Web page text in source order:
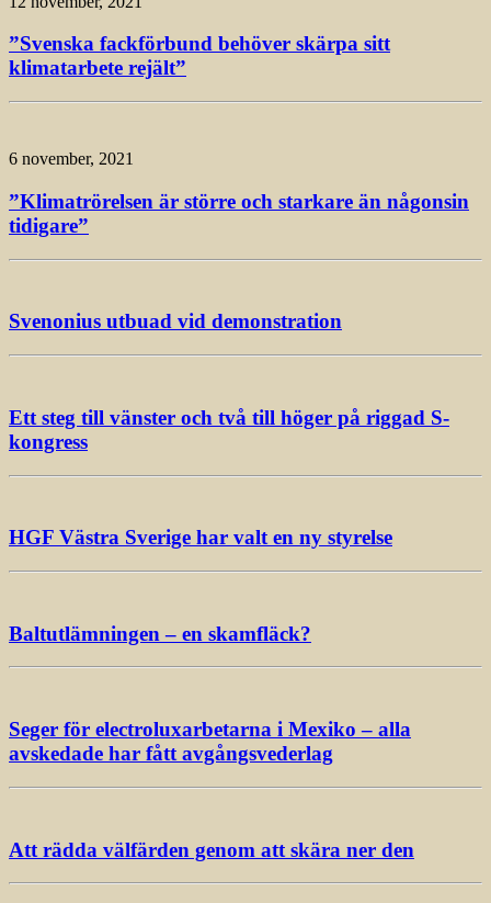
”Svenska fackförbund behöver skärpa sitt
klimatarbete rejält”
6 november, 2021
”Klimatrörelsen är större och starkare än någonsin
tidigare”
Svenonius utbuad vid demonstration
Ett steg till vänster och två till höger på riggad S-
kongress
HGF Västra Sverige har valt en ny styrelse
Baltutlämningen – en skamfläck?
Seger för electroluxarbetarna i Mexiko – alla
avskedade har fått avgångsvederlag
Att rädda välfärden genom att skära ner den